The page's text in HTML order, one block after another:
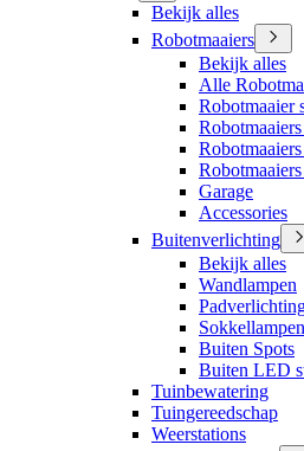
Bekijk alles
Robotmaaiers
Bekijk alles
Alle
Robotmaaier
Garage
Accessories
Buitenverlichting
Bekijk alles
Wandlampen
Sokkellampen
Buiten Spots
Buiten LED
Tuinbewatering
Tuingereedschap
Weerstations